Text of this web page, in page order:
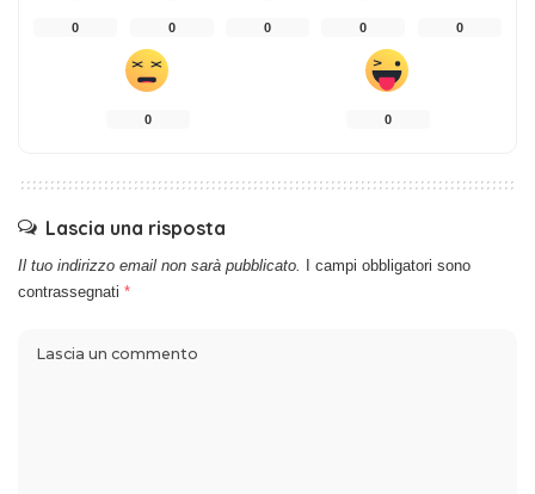
0 0 0 0 0
0 0
Lascia una risposta
Il tuo indirizzo email non sarà pubblicato.
I campi obbligatori sono
contrassegnati *